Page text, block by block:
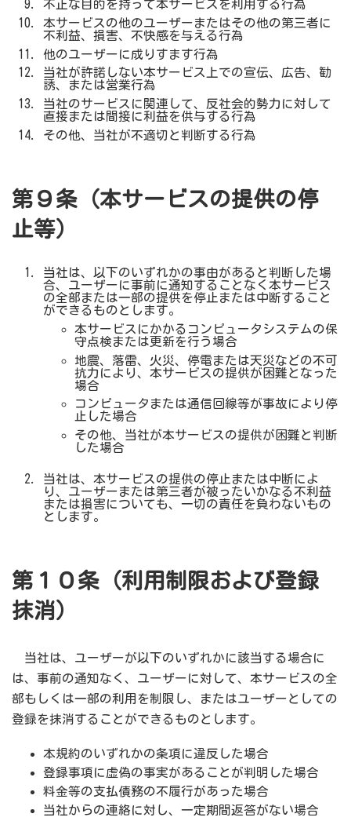
不正な目的を持って本サービスを利用する行為
本サービスの他のユーザーまたはその他の第三者に
不利益、損害、不快感を与える行為
他のユーザーに成りすます行為
当社が許諾しない本サービス上での宣伝、広告、勧
誘、または営業行為
当社のサービスに関連して、反社会的勢力に対して
直接または間接に利益を供与する行為
その他、当社が不適切と判断する行為
第９条（本サービスの提供の停
止等）
当社は、以下のいずれかの事由があると判断した場
合、ユーザーに事前に通知することなく本サービス
の全部または一部の提供を停止または中断すること
ができるものとします。
本サービスにかかるコンピュータシステムの保
守点検または更新を行う場合
地震、落雷、火災、停電または天災などの不可
抗力により、本サービスの提供が困難となった
場合
コンピュータまたは通信回線等が事故により停
止した場合
その他、当社が本サービスの提供が困難と判断
した場合
当社は、本サービスの提供の停止または中断によ
り、ユーザーまたは第三者が被ったいかなる不利益
または損害についても、一切の責任を負わないもの
とします。
第１０条（利用制限および登録
抹消）
当社は、ユーザーが以下のいずれかに該当する場合に
は、事前の通知なく、ユーザーに対して、本サービスの全
部もしくは一部の利用を制限し、またはユーザーとしての
登録を抹消することができるものとします。
本規約のいずれかの条項に違反した場合
登録事項に虚偽の事実があることが判明した場合
料金等の支払債務の不履行があった場合
当社からの連絡に対し、一定期間返答がない場合